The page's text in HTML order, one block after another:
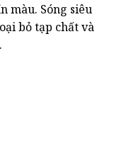
màu. Sóng siêu
bỏ tạp chất và